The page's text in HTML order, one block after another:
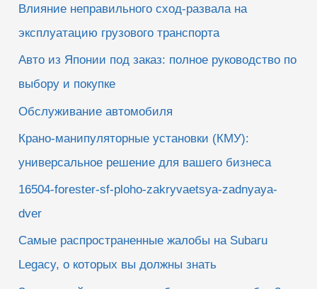
Влияние неправильного сход-развала на
эксплуатацию грузового транспорта
Авто из Японии под заказ: полное руководство по
выбору и покупке
Обслуживание автомобиля
Крано-манипуляторные установки (КМУ):
универсальное решение для вашего бизнеса
16504-forester-sf-ploho-zakryvaetsya-zadnyaya-
dver
Самые распространенные жалобы на Subaru
Legacy, о которых вы должны знать